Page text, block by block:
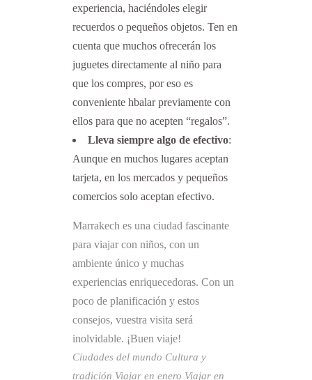
experiencia, haciéndoles elegir
recuerdos o pequeños objetos. Ten en
cuenta que muchos ofrecerán los
juguetes directamente al niño para
que los compres, por eso es
conveniente hbalar previamente con
ellos para que no acepten “regalos”.
Lleva siempre algo de efectivo:
Aunque en muchos lugares aceptan
tarjeta, en los mercados y pequeños
comercios solo aceptan efectivo.
Marrakech es una ciudad fascinante
para viajar con niños, con un
ambiente único y muchas
experiencias enriquecedoras. Con un
poco de planificación y estos
consejos, vuestra visita será
inolvidable. ¡Buen viaje!
Ciudades del mundo Cultura y
tradición Viajar en enero Viajar en